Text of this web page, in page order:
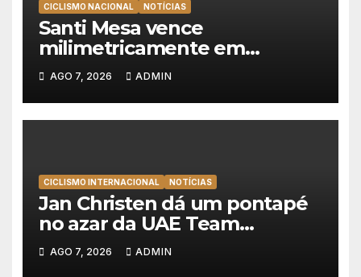
CICLISMO NACIONAL NOTÍCIAS
Santi Mesa vence
milimetricamente em
Albufeira, Rui Oliveira
mantém a amarela da Volta a
Portugal
AGO 7, 2026 ADMIN
CICLISMO INTERNACIONAL NOTÍCIAS
Jan Christen dá um pontapé
no azar da UAE Team
Emirates e vence na Volta a
Polónia
AGO 7, 2026 ADMIN